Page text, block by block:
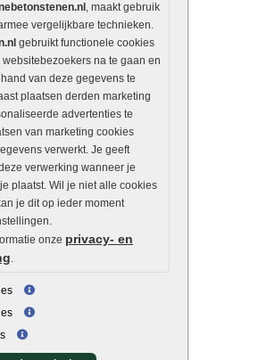
, maakt gebruik
vergelijkbare technieken.
gebruikt functionele cookies
na te gaan en
van deze gegevens te
plaatsen derden marketing
advertenties te
van marketing cookies
verwerkt. Je geeft
verwerking wanneer je
plaatst. Wil je niet alle cookies
je dit op ieder moment
onze privacy- en
.